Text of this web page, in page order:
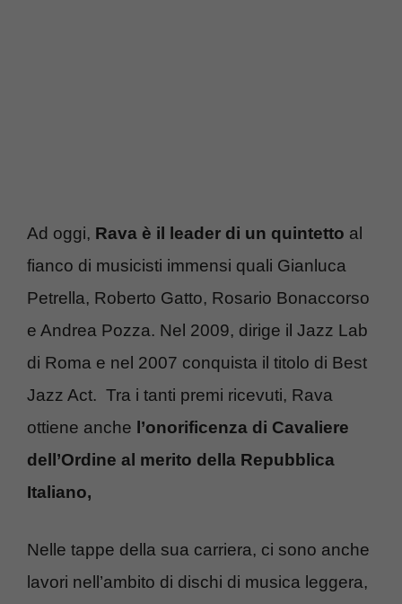
Ad oggi, Rava è il leader di un quintetto al
fianco di musicisti immensi quali Gianluca
Petrella, Roberto Gatto, Rosario Bonaccorso
e Andrea Pozza. Nel 2009, dirige il Jazz Lab
di Roma e nel 2007 conquista il titolo di Best
Jazz Act. Tra i tanti premi ricevuti, Rava
ottiene anche l’onorificenza di Cavaliere
dell’Ordine al merito della Repubblica
Italiano,
Nelle tappe della sua carriera, ci sono anche
lavori nell’ambito di dischi di musica leggera,